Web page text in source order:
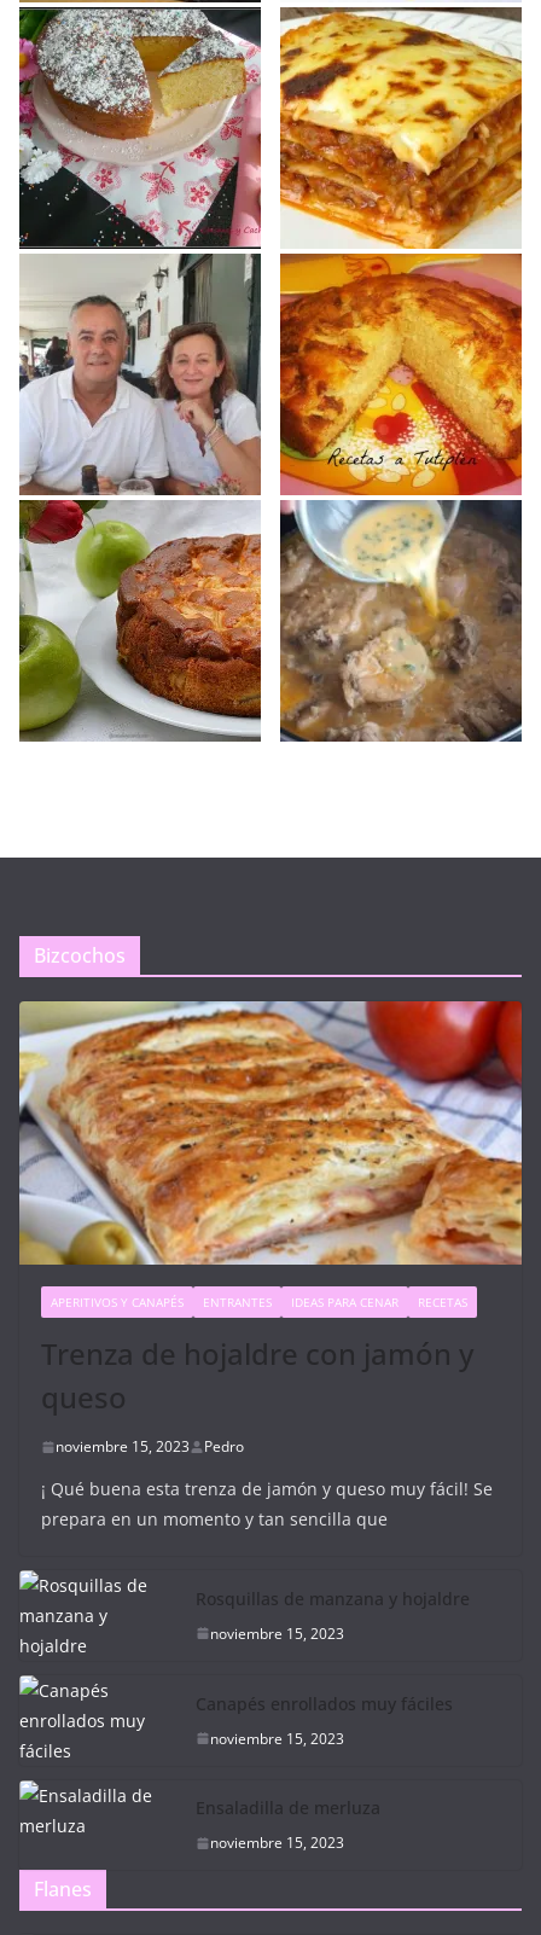
Bizcochos
APERITIVOS Y CANAPÉS ENTRANTES IDEAS PARA CENAR RECETAS
Trenza de hojaldre con jamón y
queso
noviembre 15, 2023 Pedro
¡ Qué buena esta trenza de jamón y queso muy fácil! Se
prepara en un momento y tan sencilla que
Rosquillas de manzana y hojaldre
noviembre 15, 2023
Canapés enrollados muy fáciles
noviembre 15, 2023
Ensaladilla de merluza
noviembre 15, 2023
Flanes